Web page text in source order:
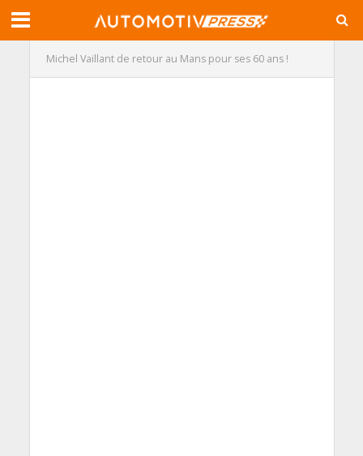
Michel Vaillant de retour au Mans pour ses 60 ans !